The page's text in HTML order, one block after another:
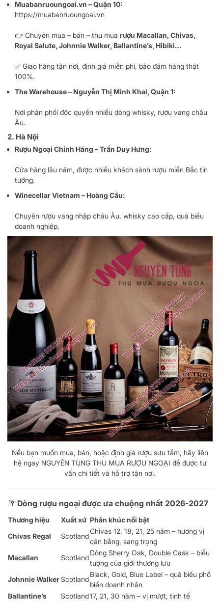
Muabanruoungoai.vn – Quận 10:
https://muabanruoungoai.vn
👉 Chuyên mua – bán – thu mua rượu Macallan, Chivas,
Royal Salute, Johnnie Walker, Ballantine’s, Hibiki…
✅ Giao hàng tận nơi, định giá miễn phí, bảo đảm hàng thật
100%.
The Warehouse – Nguyễn Thị Minh Khai, Quận 1:
Nơi phân phối độc quyền nhiều dòng whisky, rượu vang châu
Âu.
2. Hà Nội
Rượu Ngoại Chính Hãng – Trần Duy Hưng:
Cửa hàng lâu năm, được nhiều khách sành rượu miền Bắc tin
tưởng.
Winecellar Vietnam – Hoàng Cầu:
Chuyên rượu vang nhập châu Âu, whisky cao cấp, quà biếu
doanh nghiệp.
Nếu bạn muốn mua, bán, hoặc định giá rượu sưu tầm, hãy liên
hệ ngay NGUYÊN TÙNG THU MUA RƯỢU NGOẠI để được tư
vấn chi tiết và hỗ trợ tận nơi.
🥂 Dòng rượu ngoại được ưa chuộng nhất 2026-2027
Thương hiệu Xuất xứ Phân khúc nổi bật
Chivas Regal
Scotland
Chivas 12, 18, 21, 25 năm – hương vị
cân bằng, sang trọng
Macallan
Scotland
Dòng Sherry Oak, Double Cask – biểu
tượng của giới thượng lưu
Johnnie WalkerScotland
Black, Gold, Blue Label – quà biếu phổ
biến doanh nhân
Ballantine’s
Scotland17, 21, 30 năm – vị mượt, tinh tế